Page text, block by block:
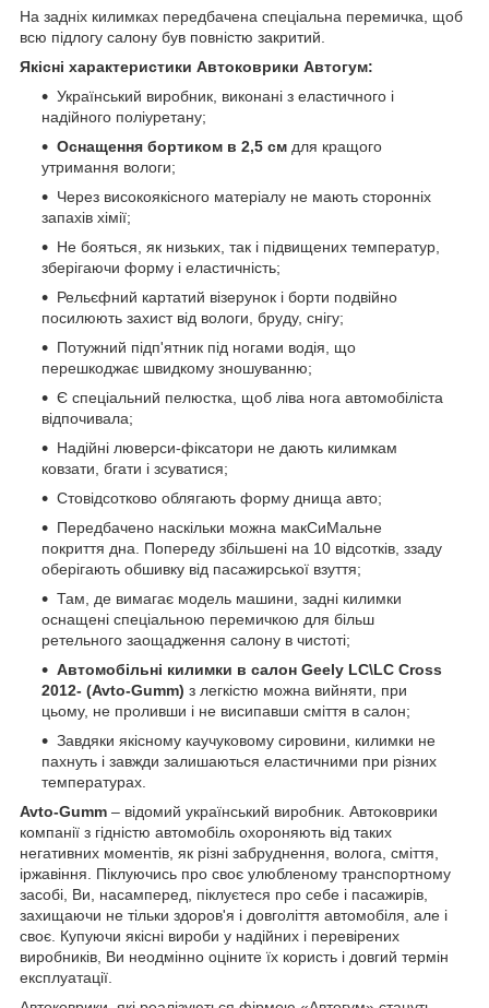
На задніх килимках передбачена спеціальна перемичка, щоб
всю підлогу салону був повністю закритий.
Якісні характеристики Автоковрики Автогум:
Український виробник, виконані з еластичного і
надійного поліуретану;
Оснащення бортиком в 2,5 см для кращого
утримання вологи;
Через високоякісного матеріалу не мають сторонніх
запахів хімії;
Не бояться, як низьких, так і підвищених температур,
зберігаючи форму і еластичність;
Рельєфний картатий візерунок і борти подвійно
посилюють захист від вологи, бруду, снігу;
Потужний підп'ятник під ногами водія, що
перешкоджає швидкому зношуванню;
Є спеціальний пелюстка, щоб ліва нога автомобіліста
відпочивала;
Надійні люверси-фіксатори не дають килимкам
ковзати, бгати і зсуватися;
Стовідсотково облягають форму днища авто;
Передбачено наскільки можна макСиМальне
покриття дна. Попереду збільшені на 10 відсотків, ззаду
оберігають обшивку від пасажирської взуття;
Там, де вимагає модель машини, задні килимки
оснащені спеціальною перемичкою для більш
ретельного заощадження салону в чистоті;
Автомобільні килимки в салон Geely LC\LC Cross
2012- (Avto-Gumm) з легкістю можна вийняти, при
цьому, не проливши і не висипавши сміття в салон;
Завдяки якісному каучуковому сировини, килимки не
пахнуть і завжди залишаються еластичними при різних
температурах.
Avto-Gumm – відомий український виробник. Автоковрики
компанії з гідністю автомобіль охороняють від таких
негативних моментів, як різні забруднення, волога, сміття,
іржавіння. Піклуючись про своє улюбленому транспортному
засобі, Ви, насамперед, піклуєтеся про себе і пасажирів,
захищаючи не тільки здоров'я і довголіття автомобіля, але і
своє. Купуючи якісні вироби у надійних і перевірених
виробників, Ви неодмінно оціните їх користь і довгий термін
експлуатації.